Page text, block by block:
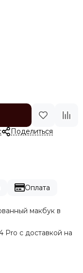
Поделиться
Оплата
макбук в
Pro с доставкой на